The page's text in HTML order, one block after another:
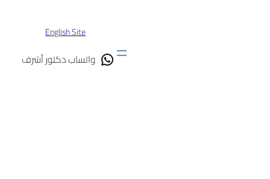
English Site
واتساب دكتور أشرف